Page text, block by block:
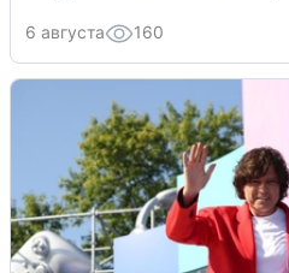
6 августа 160